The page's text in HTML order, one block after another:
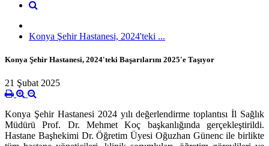
Konya Şehir Hastanesi, 2024'teki ...
Konya Şehir Hastanesi, 2024'teki Başarılarını 2025'e Taşıyor
21 Şubat 2025
Konya Şehir Hastanesi 2024 yılı değerlendirme toplantısı İl Sağlık
Müdürü Prof. Dr. Mehmet Koç başkanlığında gerçekleştirildi.
Hastane Başhekimi Dr. Öğretim Üyesi Oğuzhan Günenc ile birlikte